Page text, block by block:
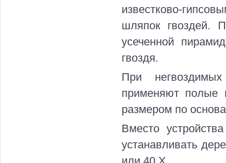
известково-
шляпок гвоздей.
усеченной
гвоздя.
При
применяют полые
размером по
Вместо
устанавливать